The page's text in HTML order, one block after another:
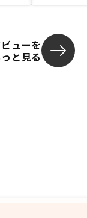
ューを
と見る